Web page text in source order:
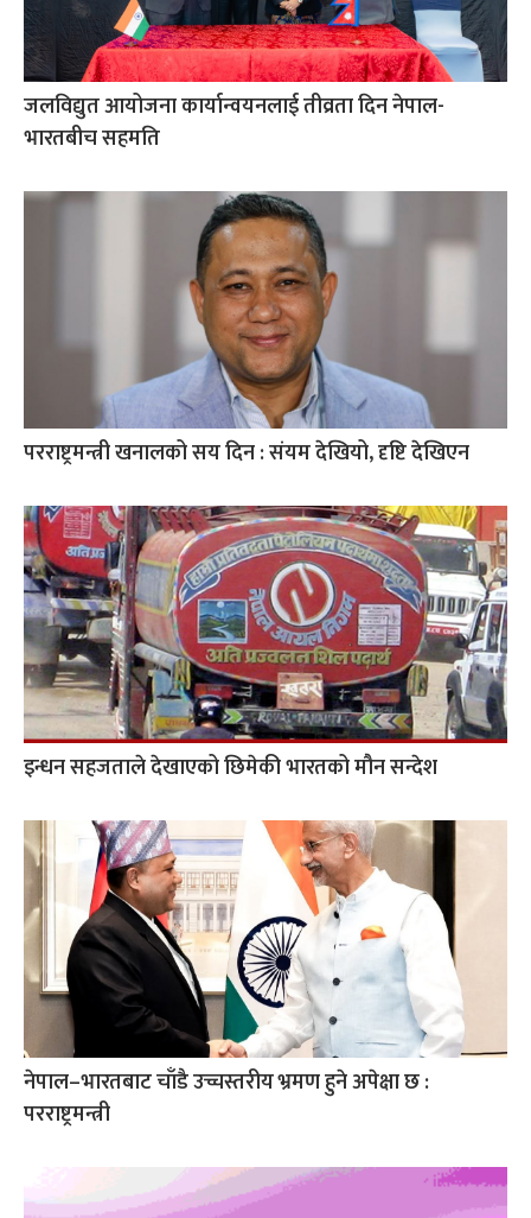
जलविद्युत आयोजना कार्यान्वयनलाई तीव्रता दिन नेपाल-
भारतबीच सहमति
परराष्ट्रमन्त्री खनालको सय दिन : संयम देखियो, दृष्टि देखिएन
इन्धन सहजताले देखाएको छिमेकी भारतको मौन सन्देश
नेपाल–भारतबाट चाँडै उच्चस्तरीय भ्रमण हुने अपेक्षा छ :
परराष्ट्रमन्त्री